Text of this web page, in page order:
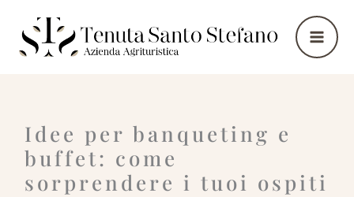
contenuto
Idee per banqueting e
buffet: come
sorprendere i tuoi ospiti